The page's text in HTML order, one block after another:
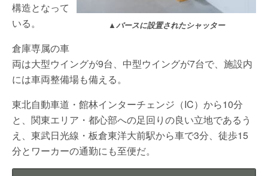
▲バースに設置されたシャッター
構造となって
いる。
倉庫専属の車
両は大型ウイングが9台、中型ウイングが7台で、施設内
には車両整備場も備える。
東北自動車道・館林インターチェンジ（IC）から10分
と、関東エリア・都心部への足回りの良い立地であるう
え、東武日光線・板倉東洋大前駅から車で3分、徒歩15
分とワーカーの通勤にも至便だ。